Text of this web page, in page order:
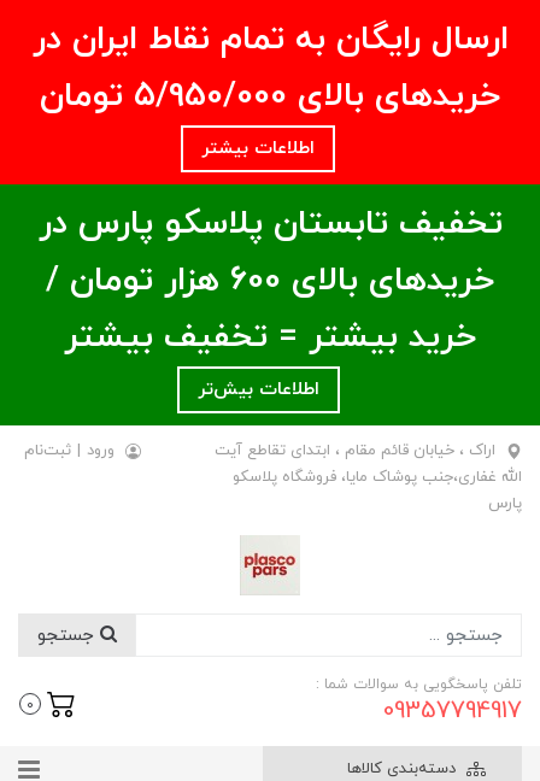
ارسال رایگان به تمام نقاط ایران در
خریدهای بالای ۵/950/000 تومان
اطلاعات بیشتر
تخفیف تابستان پلاسکو پارس در
خریدهای بالای ۶00 هزار تومان /
خرید بیشتر = تخفیف بیشتر
اطلاعات بیش‌تر
اراک ، خیابان قائم مقام ، ابتدای تقاطع آیت
الله غفاری،جنب پوشاک مایا، فروشگاه پلاسکو
پارس
ورود | ثبت‌نام
تلفن پاسخگویی به سوالات شما :
09357794917
0
دسته‌بندی کالاها